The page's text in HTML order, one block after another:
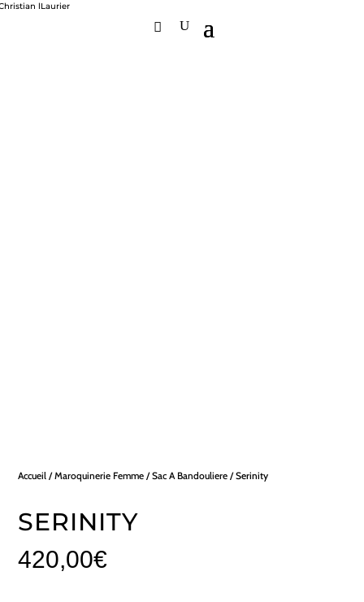
Accueil /Maroquinerie Femme /Sac A Bandouliere / Serinity
SERINITY
420,00€